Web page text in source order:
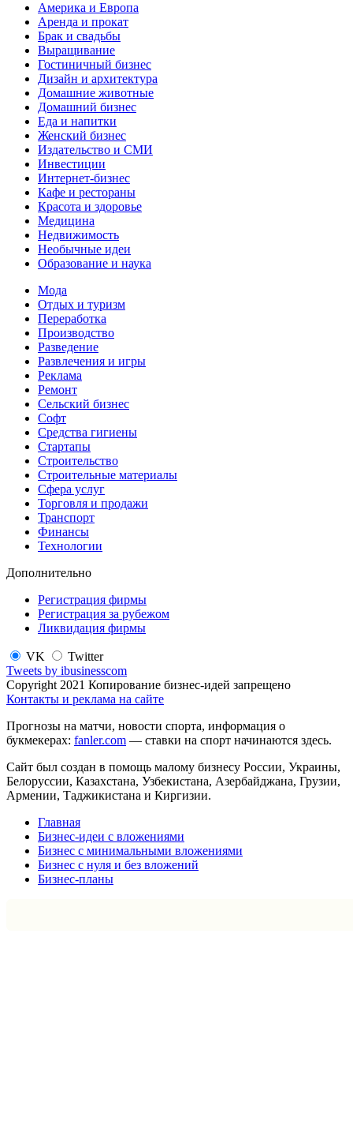
Америка и Европа
Аренда и прокат
Брак и свадьбы
Выращивание
Гостиничный бизнес
Дизайн и архитектура
Домашние животные
Домашний бизнес
Еда и напитки
Женский бизнес
Издательство и СМИ
Инвестиции
Интернет-бизнес
Кафе и рестораны
Красота и здоровье
Медицина
Недвижимость
Необычные идеи
Образование и наука
Мода
Отдых и туризм
Переработка
Производство
Разведение
Развлечения и игры
Реклама
Ремонт
Сельский бизнес
Софт
Средства гигиены
Стартапы
Строительство
Строительные материалы
Сфера услуг
Торговля и продажи
Транспорт
Финансы
Технологии
Дополнительно
Регистрация фирмы
Регистрация за рубежом
Ликвидация фирмы
VK
Twitter
Tweets by ibusinesscom
Copyright 2021 Копирование бизнес-идей запрещено
Контакты и реклама на сайте
Прогнозы на матчи, новости спорта, информация о
букмекерах: fanler.com — ставки на спорт начинаются здесь.
Сайт был создан в помощь малому бизнесу России, Украины,
Белоруссии, Казахстана, Узбекистана, Азербайджана, Грузии,
Армении, Таджикистана и Киргизии.
Главная
Бизнес-идеи с вложениями
Бизнес с минимальными вложениями
Бизнес с нуля и без вложений
Бизнес-планы